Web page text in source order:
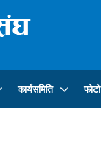
कार्यसमिति